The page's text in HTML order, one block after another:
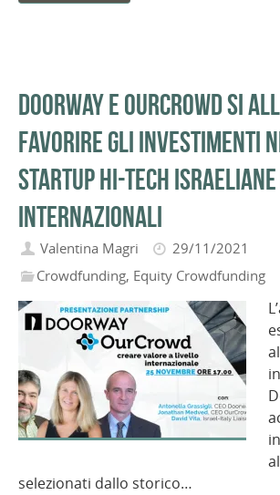
Doorway e OurCrowd si
favorire gli investimenti
startup hi-tech israeliane
internazionali
Valentina Magri
29/11/2021
Crowdfunding, Equity Crowdfunding
selezionati dallo storico…